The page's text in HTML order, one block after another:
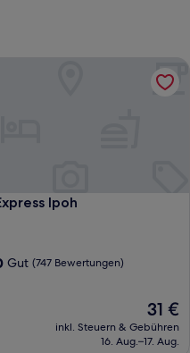
Ipoh
Ipoh
Gut (747 Bewertungen)
Der
Preis
beträgt
31 €
inkl. Steuern & Gebühren
16. Aug.–17. Aug.